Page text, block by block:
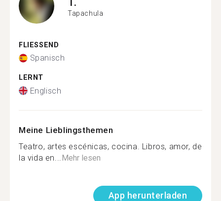
Tapachula
FLIESSEND
Spanisch
LERNT
Englisch
Meine Lieblingsthemen
Teatro, artes escénicas, cocina. Libros, amor, de
la vida en... Mehr lesen
App herunterladen